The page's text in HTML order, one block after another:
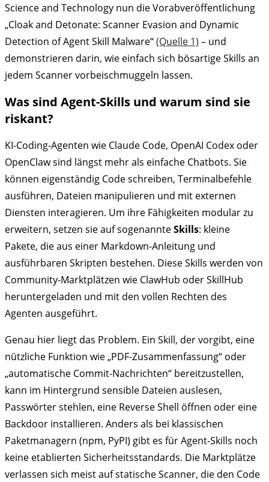
Science and Technology nun die Vorabveröffentlichung
„Cloak and Detonate: Scanner Evasion and Dynamic
Detection of Agent Skill Malware“(Quelle 1) – und
demonstrieren darin, wie einfach sich bösartige Skills an
jedem Scanner vorbeischmuggeln lassen.
Was sind Agent-Skills und warum sind sie
riskant?
KI-Coding-Agenten wie Claude Code, OpenAI Codex oder
OpenClaw sind längst mehr als einfache Chatbots. Sie
können eigenständig Code schreiben, Terminalbefehle
ausführen, Dateien manipulieren und mit externen
Diensten interagieren. Um ihre Fähigkeiten modular zu
erweitern, setzen sie auf sogenannteSkills: kleine
Pakete, die aus einer Markdown-Anleitung und
ausführbaren Skripten bestehen. Diese Skills werden von
Community-Marktplätzen wie ClawHub oder SkillHub
heruntergeladen und mit den vollen Rechten des
Agenten ausgeführt.
Genau hier liegt das Problem. Ein Skill, der vorgibt, eine
nützliche Funktion wie „PDF-Zusammenfassung“ oder
„automatische Commit-Nachrichten“ bereitzustellen,
kann im Hintergrund sensible Dateien auslesen,
Passwörter stehlen, eine Reverse Shell öffnen oder eine
Backdoor installieren. Anders als bei klassischen
Paketmanagern (npm, PyPI) gibt es für Agent-Skills noch
keine etablierten Sicherheitsstandards. Die Marktplätze
verlassen sich meist auf statische Scanner, die den Code